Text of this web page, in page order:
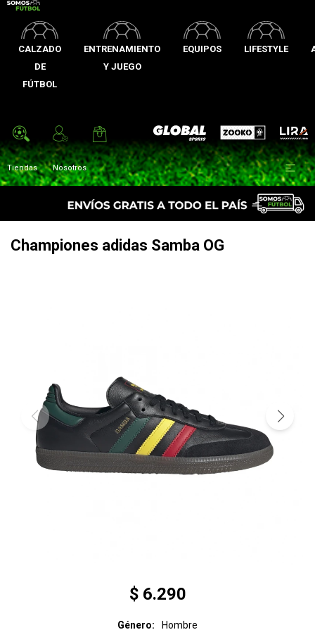
CALZADO
DE
FÚTBOL
ENTRENAMIENTO
Y JUEGO
EQUIPOS LIFESTYLE
Global Sports Zooko Lira
Tiendas Nosotros 
Championes adidas Samba OG
$ 6.290
Género Hombre